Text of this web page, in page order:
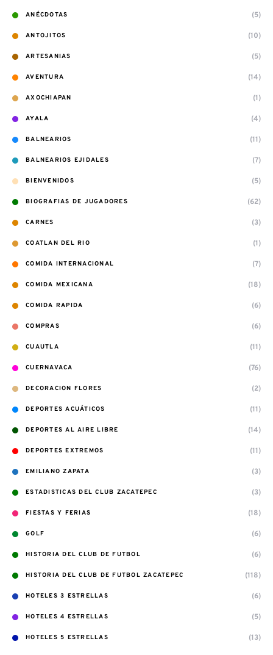
ANÉCDOTAS (5)
ANTOJITOS (10)
ARTESANIAS (5)
AVENTURA (14)
AXOCHIAPAN (1)
AYALA (4)
BALNEARIOS (11)
BALNEARIOS EJIDALES (7)
BIENVENIDOS (5)
BIOGRAFIAS DE JUGADORES (62)
CARNES (3)
COATLAN DEL RIO (1)
COMIDA INTERNACIONAL (7)
COMIDA MEXICANA (18)
COMIDA RAPIDA (6)
COMPRAS (6)
CUAUTLA (11)
CUERNAVACA (76)
DECORACION FLORES (2)
DEPORTES ACUÁTICOS (11)
DEPORTES AL AIRE LIBRE (14)
DEPORTES EXTREMOS (11)
EMILIANO ZAPATA (3)
ESTADISTICAS DEL CLUB ZACATEPEC (3)
FIESTAS Y FERIAS (18)
GOLF (6)
HISTORIA DEL CLUB DE FUTBOL (6)
HISTORIA DEL CLUB DE FUTBOL ZACATEPEC (118)
HOTELES 3 ESTRELLAS (6)
HOTELES 4 ESTRELLAS (5)
HOTELES 5 ESTRELLAS (13)